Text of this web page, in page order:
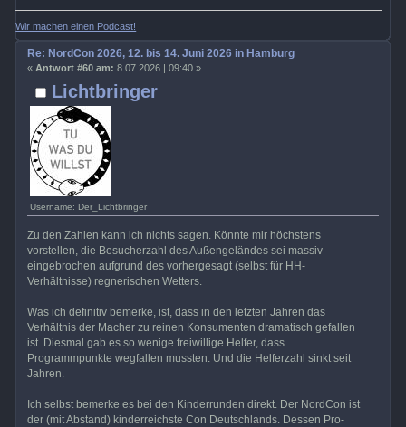
Wir machen einen Podcast!
Lichtbringer
Username: Der_Lichtbringer
Re: NordCon 2026, 12. bis 14. Juni 2026 in Hamburg
« Antwort #60 am: 8.07.2026 | 09:40 »
Zu den Zahlen kann ich nichts sagen. Könnte mir höchstens
vorstellen, die Besucherzahl des Außengeländes sei massiv
eingebrochen aufgrund des vorhergesagt (selbst für HH-
Verhältnisse) regnerischen Wetters.
Was ich definitiv bemerke, ist, dass in den letzten Jahren das
Verhältnis der Macher zu reinen Konsumenten dramatisch gefallen
ist. Diesmal gab es so wenige freiwillige Helfer, dass
Programmpunkte wegfallen mussten. Und die Helferzahl sinkt seit
Jahren.
Ich selbst bemerke es bei den Kinderrunden direkt. Der NordCon ist
der (mit Abstand) kinderreichste Con Deutschlands. Dessen Pro-